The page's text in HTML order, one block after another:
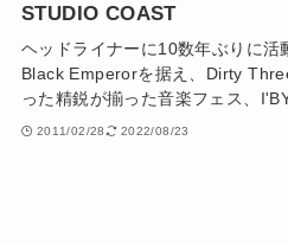
STUDIO COAST
ヘッドライナーに10数年ぶりに
Black Emperorを据え、Dirty
った精鋭が揃った音楽フェス、
2011/02/28 2022/08/23